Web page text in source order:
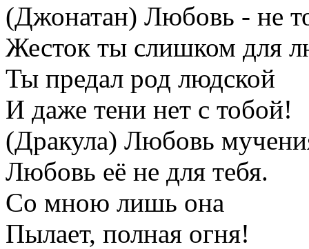
(Джонатан) Любовь - не
Жесток ты слишком для
Ты предал род людской
И даже тени нет с тобой!
(Дракула) Любовь
Любовь её не для тебя.
Со мною лишь она
Пылает, полная огня!